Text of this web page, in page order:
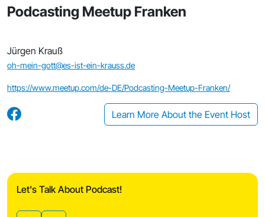
Podcasting Meetup Franken
Jürgen Krauß
oh-mein-gott@es-ist-ein-krauss.de
https://www.meetup.com/de-DE/Podcasting-Meetup-Franken/
Learn More About the Event Host
Let's Talk About Podcast!